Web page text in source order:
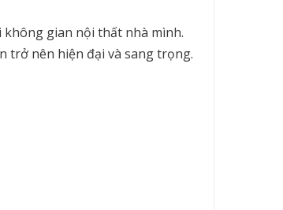
gian nội thất nhà mình.
trở nên hiện đại và sang trọng.